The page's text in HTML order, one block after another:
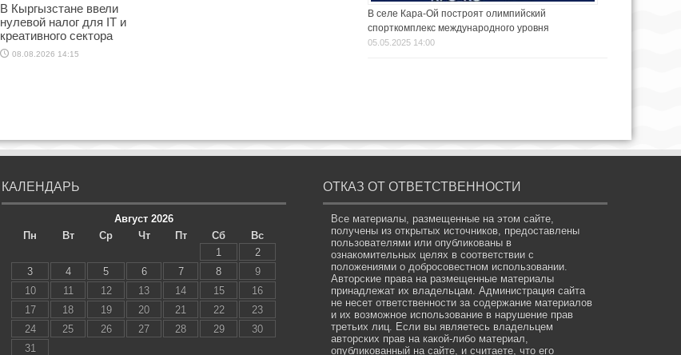
В Кыргызстане ввели
нулевой налог для IT и
креативного сектора
08.08.2026 14:15
В селе Кара-Ой построят олимпийский
спорткомплекс международного уровня
05.05.2025 14:00
КАЛЕНДАРЬ
Август 2026
Пн
Вт Ср Чт Пт Сб
Вс
1
2
3
4 5 6 7 8
9
10
11 12 13 14 15
16
17
18 19 20 21 22
23
24
25 26 27 28 29
30
31
ОТКАЗ ОТ ОТВЕТСТВЕННОСТИ
Все материалы, размещенные на этом сайте,
получены из открытых источников, предоставлены
пользователями или опубликованы в
ознакомительных целях в соответствии с
положениями о добросовестном использовании.
Авторские права на размещенные материалы
принадлежат их владельцам. Администрация сайта
не несет ответственности за содержание материалов
и их возможное использование в нарушение прав
третьих лиц. Если вы являетесь владельцем
авторских прав на какой-либо материал,
опубликованный на сайте, и считаете, что его